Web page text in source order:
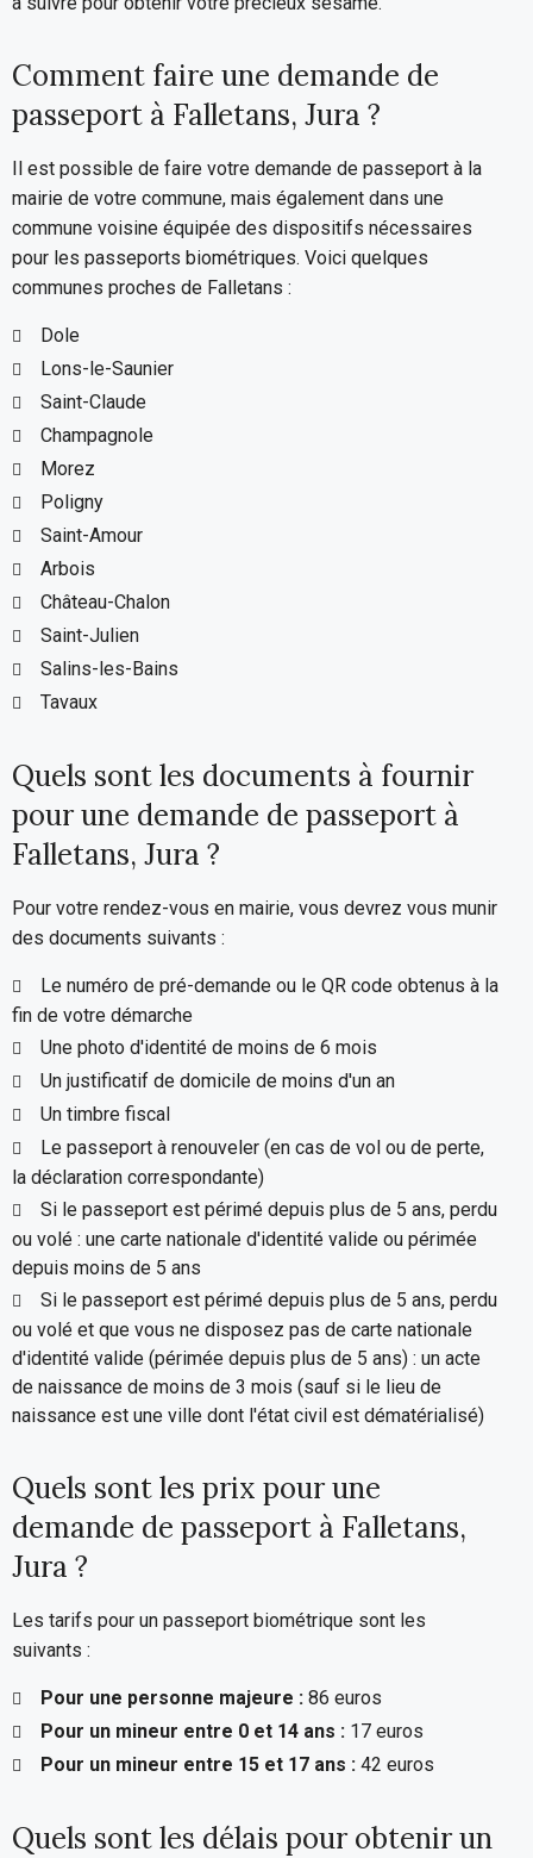
Comment faire une demande de
passeport à Falletans, Jura ?
Il est possible de faire votre demande de passeport à la
mairie de votre commune, mais également dans une
commune voisine équipée des dispositifs nécessaires
pour les passeports biométriques. Voici quelques
communes proches de Falletans :
Dole
Lons-le-Saunier
Saint-Claude
Champagnole
Morez
Poligny
Saint-Amour
Arbois
Château-Chalon
Saint-Julien
Salins-les-Bains
Tavaux
Quels sont les documents à fournir
pour une demande de passeport à
Falletans, Jura ?
Pour votre rendez-vous en mairie, vous devrez vous munir
des documents suivants :
Le numéro de pré-demande ou le QR code obtenus à la
fin de votre démarche
Une photo d'identité de moins de 6 mois
Un justificatif de domicile de moins d'un an
Un timbre fiscal
Le passeport à renouveler (en cas de vol ou de perte,
la déclaration correspondante)
Si le passeport est périmé depuis plus de 5 ans, perdu
ou volé : une carte nationale d'identité valide ou périmée
depuis moins de 5 ans
Si le passeport est périmé depuis plus de 5 ans, perdu
ou volé et que vous ne disposez pas de carte nationale
d'identité valide (périmée depuis plus de 5 ans) : un acte
de naissance de moins de 3 mois (sauf si le lieu de
naissance est une ville dont l'état civil est dématérialisé)
Quels sont les prix pour une
demande de passeport à Falletans,
Jura ?
Les tarifs pour un passeport biométrique sont les
suivants :
Pour une personne majeure : 86 euros
Pour un mineur entre 0 et 14 ans : 17 euros
Pour un mineur entre 15 et 17 ans : 42 euros
Quels sont les délais pour obtenir un